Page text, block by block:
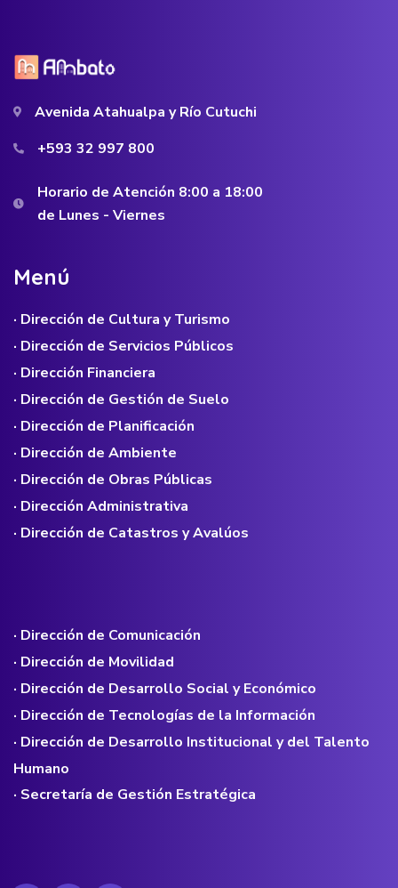
Avenida Atahualpa y Río Cutuchi
+593 32 997 800
Horario de Atención 8:00 a 18:00
de Lunes - Viernes
Menú
· Dirección de Cultura y Turismo
· Dirección de Servicios Públicos
· Dirección Financiera
· Dirección de Gestión de Suelo
· Dirección de Planificación
· Dirección de Ambiente
· Dirección de Obras Públicas
· Dirección Administrativa
· Dirección de Catastros y Avalúos
· Dirección de Comunicación
· Dirección de Movilidad
· Dirección de Desarrollo Social y Económico
· Dirección de Tecnologías de la Información
· Dirección de Desarrollo Institucional y del Talento
Humano
· Secretaría de Gestión Estratégica